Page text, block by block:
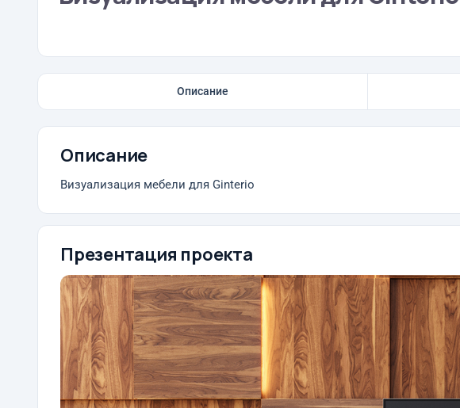
Описание
Описание
Визуализация мебели для Ginterio
Презентация проекта